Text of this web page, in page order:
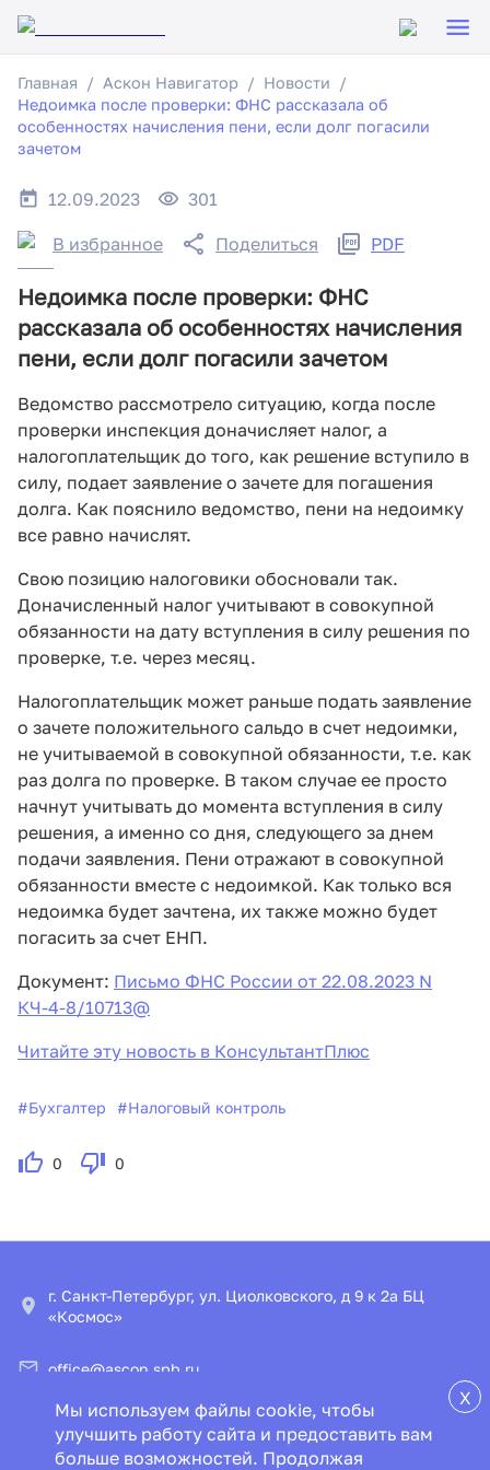
Главная Аскон Навигатор
Новости
Недоимка после проверки: ФНС рассказала об
особенностях начисления пени, если долг погасили
зачетом
12.09.2023 301
В избранное Поделиться PDF
Недоимка после проверки: ФНС
рассказала об особенностях начисления
пени, если долг погасили зачетом
Ведомство рассмотрело ситуацию, когда после
проверки инспекция доначисляет налог, а
налогоплательщик до того, как решение вступило в
силу, подает заявление о зачете для погашения
долга. Как пояснило ведомство, пени на недоимку
все равно начислят.
Свою позицию налоговики обосновали так.
Доначисленный налог учитывают в совокупной
обязанности на дату вступления в силу решения по
проверке, т.е. через месяц.
Налогоплательщик может раньше подать заявление
о зачете положительного сальдо в счет недоимки,
не учитываемой в совокупной обязанности, т.е. как
раз долга по проверке. В таком случае ее просто
начнут учитывать до момента вступления в силу
решения, а именно со дня, следующего за днем
подачи заявления. Пени отражают в совокупной
обязанности вместе с недоимкой. Как только вся
недоимка будет зачтена, их также можно будет
погасить за счет ЕНП.
Документ: Письмо ФНС России от 22.08.2023 N
КЧ-4-8/10713@
Читайте эту новость в КонсультантПлюс
#Бухгалтер #Налоговый контроль
0 0
X
Мы используем файлы cookie, чтобы
улучшить работу сайта и предоставить вам
больше возможностей. Продолжая
г. Санкт-Петербург, ул. Циолковского, д 9 к 2а БЦ
«Космос»
office@ascon.spb.ru
© ООО «ИПЦ «Консультант+Аскон»
Пользовательское соглашение